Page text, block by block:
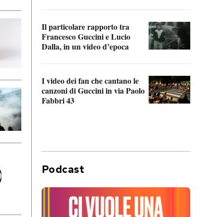
Il particolare rapporto tra
Francesco Guccini e Lucio
Dalla, in un video d’epoca
I video dei fan che cantano le
canzoni di Guccini in via Paolo
Fabbri 43
Podcast